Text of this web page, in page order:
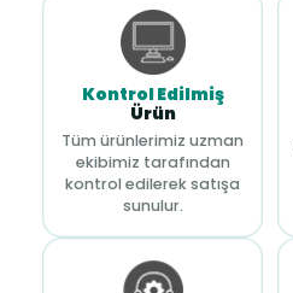
Kontrol Edilmiş
Ürün
Tüm ürünlerimiz uzman
ekibimiz tarafından
kontrol edilerek satışa
sunulur.